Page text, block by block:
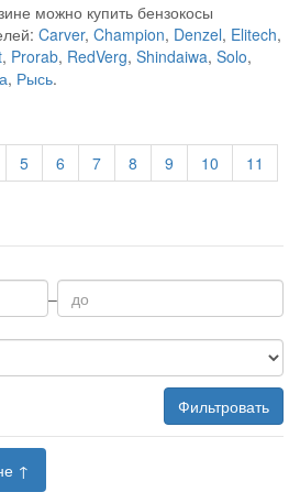
можно купить бензокосы
Carver, Champion, Denzel, Elitech,
, Prorab, RedVerg, Shindaiwa, Solo,
, Рысь.
5 6 7 8 9 10
11
–
Фильтровать
↑